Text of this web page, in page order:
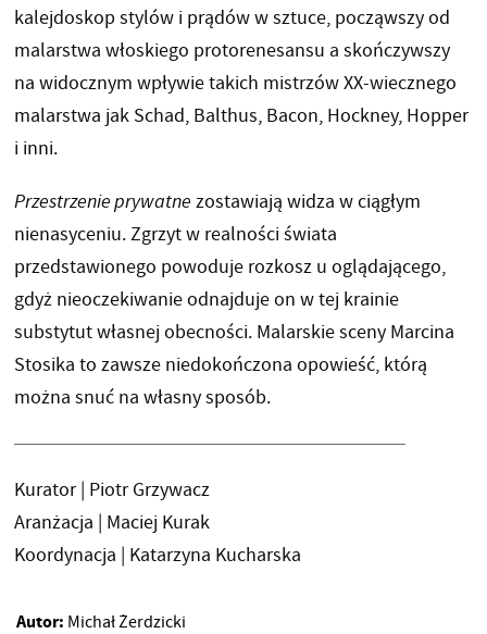
kalejdoskop stylów i prądów w sztuce, począwszy od
malarstwa włoskiego protorenesansu a skończywszy
na widocznym wpływie takich mistrzów XX-wiecznego
malarstwa jak Schad, Balthus, Bacon, Hockney, Hopper
i inni.
Przestrzenie prywatne zostawiają widza w ciągłym
nienasyceniu. Zgrzyt w realności świata
przedstawionego powoduje rozkosz u oglądającego,
gdyż nieoczekiwanie odnajduje on w tej krainie
substytut własnej obecności. Malarskie sceny Marcina
Stosika to zawsze niedokończona opowieść, którą
można snuć na własny sposób.
Kurator | Piotr Grzywacz
Aranżacja | Maciej Kurak
Koordynacja | Katarzyna Kucharska
Autor: Michał Żerdzicki